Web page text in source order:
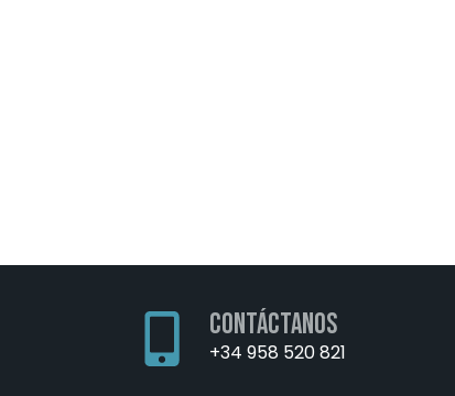
contáctanos
+34 958 520 821